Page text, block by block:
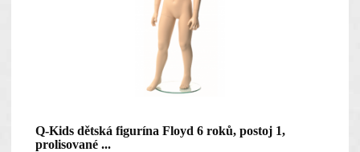
Q-Kids dětská figurína Floyd 6 roků, postoj 1,
prolisované ...